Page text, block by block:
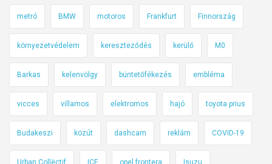
r
l
ö
k
metró BMW motoros Frankfurt Finnország
környezetvédelem kereszteződés kerülő M0
Barkas kelenvölgy büntetőfékezés embléma
vicces villamos elektromos hajó toyota prius
Budakeszi közút dashcam reklám COVID-19
Urban Collëctif ICE opel frontera Isuzu